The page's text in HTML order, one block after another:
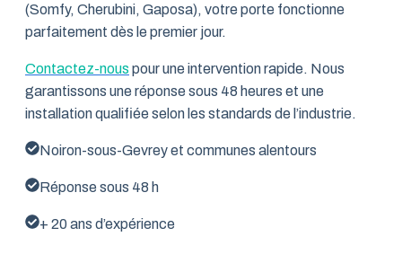
(Somfy, Cherubini, Gaposa), votre porte fonctionne
parfaitement dès le premier jour.
Contactez-nous pour une intervention rapide. Nous
garantissons une réponse sous 48 heures et une
installation qualifiée selon les standards de l’industrie.
Noiron-sous-Gevrey et communes alentours
Réponse sous 48 h
+ 20 ans d’expérience